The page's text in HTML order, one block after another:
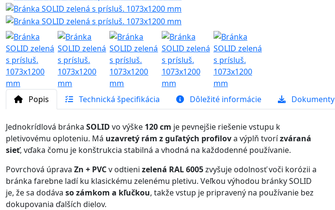
Popis Technická špecifikácia Dôležité informácie Dokumenty
Jednokrídlová bránka SOLID vo výške 120 cm je pevnejšie riešenie vstupu k
pletivovému oploteniu. Má uzavretý rám z guľatých profilova výplň tvorízváraná
sieť, vďaka čomu je konštrukcia stabilná a vhodná na každodenné používanie.
Povrchová úprava Zn + PVCv odtieni zelená RAL 6005zvyšuje odolnosť voči korózii a
bránka farebne ladí ku klasickému zelenému pletivu. Veľkou výhodou bránky SOLID
je, že sa dodáva so zámkom a kľučkou, takže vstup je pripravený na používanie bez
dokupovania ďalších dielov.